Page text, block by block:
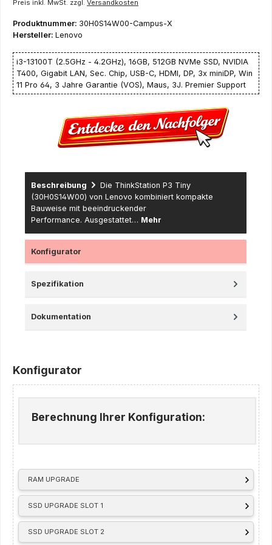
Preis inkl. MwSt. zzgl. Versandkosten
Produktnummer: 30H0S14W00-Campus-X
Hersteller: Lenovo
i3-13100T (2.5GHz - 4.2GHz), 16GB, 512GB NVMe SSD, NVIDIA
T400, Gigabit LAN, Sec. Chip, USB-C, HDMI, DP, 3x miniDP, Win
11 Pro 64, 3 Jahre Garantie (VOS), Maus, 3J. Premier Support
Beschreibung
Die ThinkStation P3 Tiny
(30H0S14W00) von Lenovo kombiniert kompakte
Bauweise mit beeindruckender
Performance. Ausgestattet… Mehr
Konfigurator
Spezifikation
Dokumentation
Konfigurator
RAM UPGRADE
SSD UPGRADE SLOT 1
SSD UPGRADE SLOT 2
Berechnung Ihrer Konfiguration: